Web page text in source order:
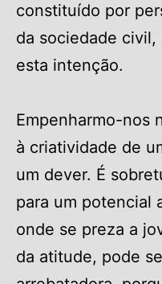
constituído por
da sociedade civil,
esta intenção.
Empenharmo-nos
à criatividade de
um dever. É
para um potencial
onde se preza a
da atitude, pode